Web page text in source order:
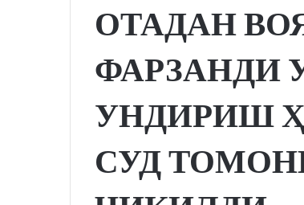
ОТАДАН
ФАРЗАНДИ
УНДИРИШ
СУД